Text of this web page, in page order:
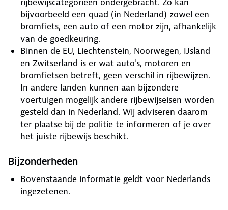
bijvoorbeeld een quad (in Nederland) zowel een
bromfiets, een auto of een motor zijn, afhankelijk
van de goedkeuring.
Binnen de EU, Liechtenstein, Noorwegen, IJsland
en Zwitserland is er wat auto's, motoren en
bromfietsen betreft, geen verschil in rijbewijzen.
In andere landen kunnen aan bijzondere
voertuigen mogelijk andere rijbewijseisen worden
gesteld dan in Nederland. Wij adviseren daarom
ter plaatse bij de politie te informeren of je over
het juiste rijbewijs beschikt.
Bijzonderheden
Bovenstaande informatie geldt voor Nederlands
ingezetenen.